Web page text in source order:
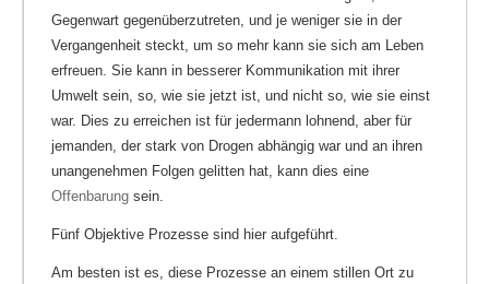
Gegenwart gegenüberzutreten, und je weniger sie in der
Vergangenheit steckt, um so mehr kann sie sich am Leben
erfreuen. Sie kann in besserer Kommunikation mit ihrer
Umwelt sein, so, wie sie jetzt ist, und nicht so, wie sie einst
war. Dies zu erreichen ist für jedermann lohnend, aber für
jemanden, der stark von Drogen abhängig war und an ihren
unangenehmen Folgen gelitten hat, kann dies eine
Offenbarung sein.
Fünf Objektive Prozesse sind hier aufgeführt.
Am besten ist es, diese Prozesse an einem stillen Ort zu